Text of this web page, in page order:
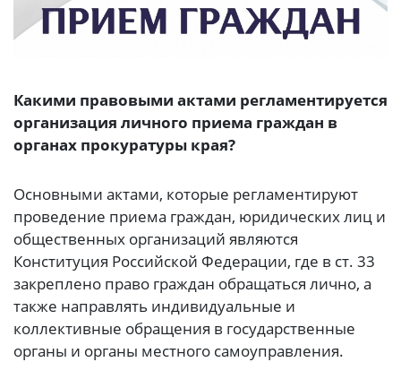
Какими правовыми актами регламентируется
организация личного приема граждан в
органах прокуратуры края?
Основными актами, которые регламентируют
проведение приема граждан, юридических лиц и
общественных организаций являются
Конституция Российской Федерации, где в ст. 33
закреплено право граждан обращаться лично, а
также направлять индивидуальные и
коллективные обращения в государственные
органы и органы местного самоуправления.